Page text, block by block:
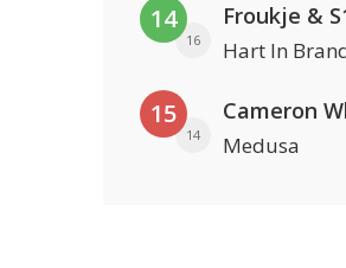
14
16
Froukje &
Hart In
15
14
Cameron
Medusa